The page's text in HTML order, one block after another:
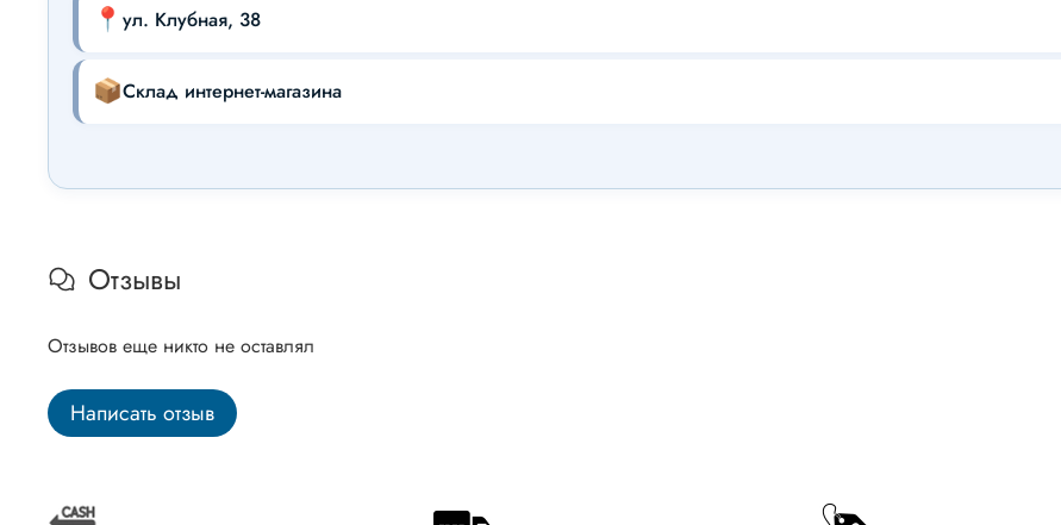
📍 ул. Клубная, 38
📦Склад интернет-магазина
Отзывы
Отзывов еще никто не оставлял
Написать отзыв